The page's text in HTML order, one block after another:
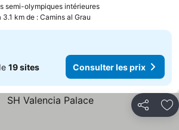
semi-olympiques intérieuresConsulter les prix
3.1 km de : Camins al Grau
19 sites Consulter les prix
Partager